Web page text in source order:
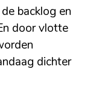
backlog en
door vlotte
dichter